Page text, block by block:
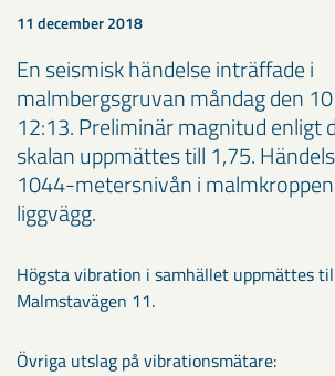
11 december 2018
En seismisk händelse inträffade i
malmbergsgruvan måndag den
12:13. Preliminär magnitud enligt
skalan uppmättes till 1,75.
1044-metersnivån i
liggvägg.
Högsta vibration i samhället uppmättes
Malmstavägen 11.
Övriga utslag på vibrationsmätare: